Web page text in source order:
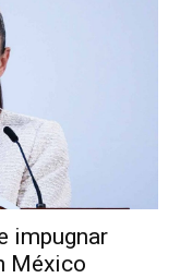
impugnar
México